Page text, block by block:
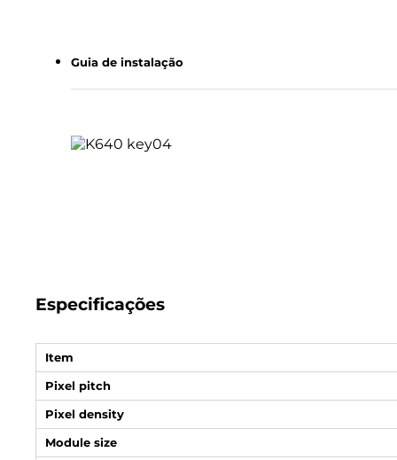
Guia de instalação
Especificações
Item
Pixel pitch
Pixel density
Module size